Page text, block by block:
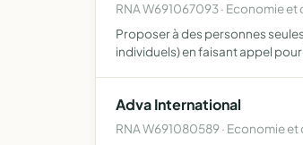
RNA W691067093 · Economie
Proposer à des personnes
individuels) en faisant appel
Adva International
RNA W691080589 · Economie